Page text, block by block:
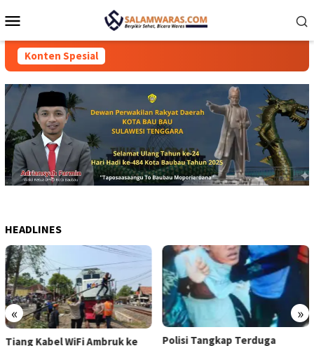
ke
Mobile
Konten Spesial
HEADLINES
« »
Tiang Kabel WiFi Ambruk ke
Polisi Tangkap Terduga